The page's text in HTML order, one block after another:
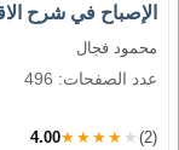
الإصباح في شرح
محمود فجال
عدد الصفحات: 496
4.00★★★★★ (2)